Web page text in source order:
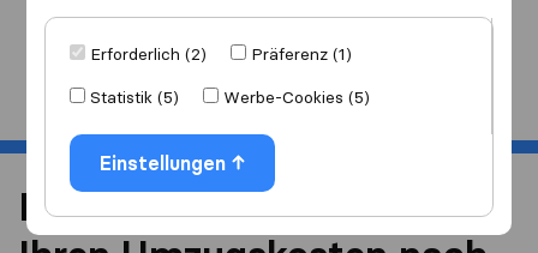
Erforderlich (2)
Präferenz (1)
Statistik (5)
Werbe-Cookies (5)
Einstellungen
Start
Reduzieren Sie 40% von